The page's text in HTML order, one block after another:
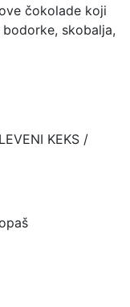
čokolade koji
skobalja,
KEKS /